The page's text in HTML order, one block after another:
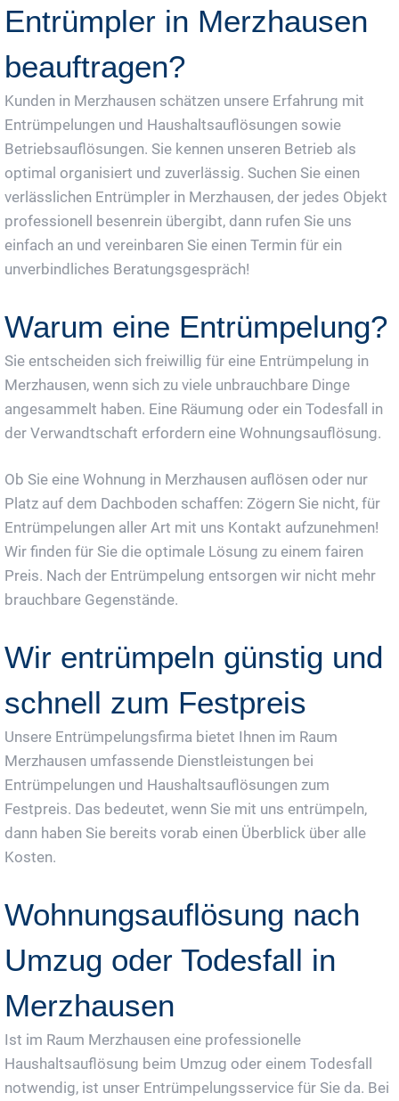
Entrümpler in Merzhausen
beauftragen?
Kunden in Merzhausen schätzen unsere Erfahrung mit
Entrümpelungen und Haushaltsauflösungen sowie
Betriebsauflösungen. Sie kennen unseren Betrieb als
optimal organisiert und zuverlässig. Suchen Sie einen
verlässlichen Entrümpler in Merzhausen, der jedes Objekt
professionell besenrein übergibt, dann rufen Sie uns
einfach an und vereinbaren Sie einen Termin für ein
unverbindliches Beratungsgespräch!
Warum eine Entrümpelung?
Sie entscheiden sich freiwillig für eine Entrümpelung in
Merzhausen, wenn sich zu viele unbrauchbare Dinge
angesammelt haben. Eine Räumung oder ein Todesfall in
der Verwandtschaft erfordern eine Wohnungsauflösung.
Ob Sie eine Wohnung in Merzhausen auflösen oder nur
Platz auf dem Dachboden schaffen: Zögern Sie nicht, für
Entrümpelungen aller Art mit uns Kontakt aufzunehmen!
Wir finden für Sie die optimale Lösung zu einem fairen
Preis. Nach der Entrümpelung entsorgen wir nicht mehr
brauchbare Gegenstände.
Wir entrümpeln günstig und
schnell zum Festpreis
Unsere Entrümpelungsfirma bietet Ihnen im Raum
Merzhausen umfassende Dienstleistungen bei
Entrümpelungen und Haushaltsauflösungen zum
Festpreis. Das bedeutet, wenn Sie mit uns entrümpeln,
dann haben Sie bereits vorab einen Überblick über alle
Kosten.
Wohnungsauflösung nach
Umzug oder Todesfall in
Merzhausen
Ist im Raum Merzhausen eine professionelle
Haushaltsauflösung beim Umzug oder einem Todesfall
notwendig, ist unser Entrümpelungsservice für Sie da. Bei